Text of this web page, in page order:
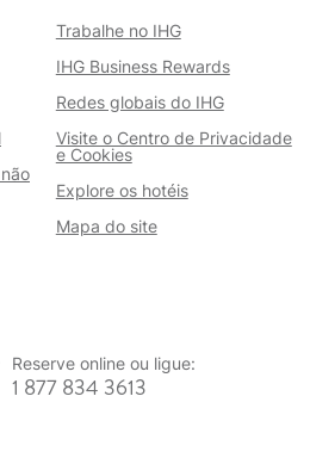
Trabalhe no IHG
IHG Business Rewards
Redes globais do IHG
Visite o Centro de Privacidade
e Cookies
Explore os hotéis
Mapa do site
Reserve online ou ligue:
1 877 834 3613